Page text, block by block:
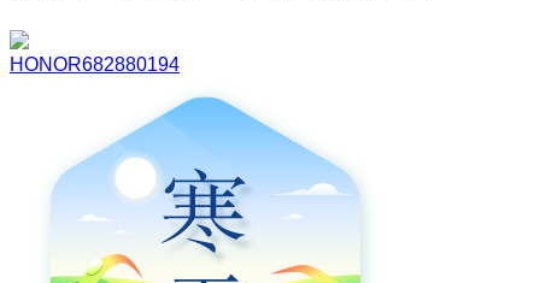
HONOR682880194